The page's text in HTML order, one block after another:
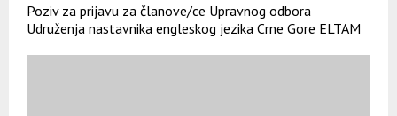
Poziv za prijavu za članove/ce Upravnog odbora
Udruženja nastavnika engleskog jezika Crne Gore ELTAM